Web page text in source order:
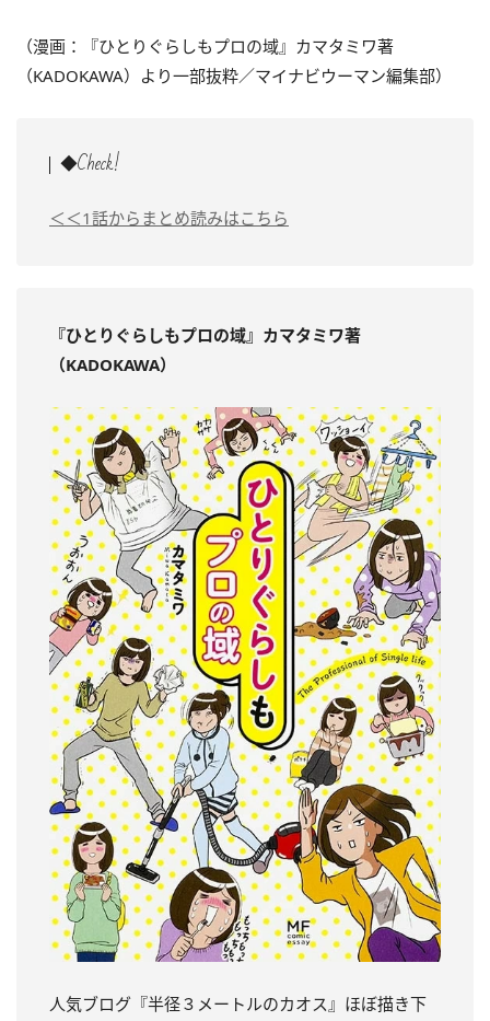
（漫画：『ひとりぐらしもプロの域』カマタミワ著
（KADOKAWA）より一部抜粋／マイナビウーマン編集部）
◆Check!
＜＜1話からまとめ読みはこちら
『ひとりぐらしもプロの域』カマタミワ著
（KADOKAWA）
人気ブログ『半径３メートルのカオス』ほぼ描き下